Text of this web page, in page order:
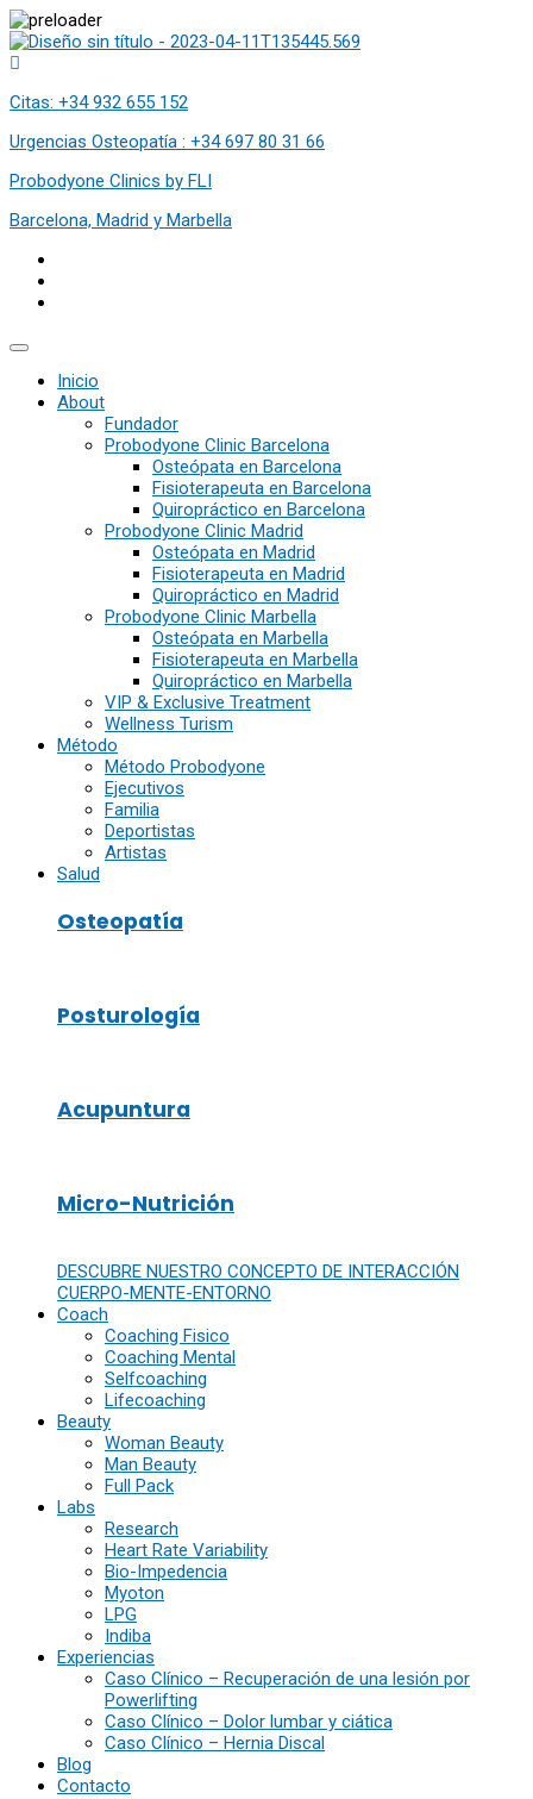
Citas: +34 932 655 152
Urgencias Osteopatía : +34 697 80 31 66
Probodyone Clinics by FLI
Barcelona, Madrid y Marbella
Inicio
About
Fundador
Probodyone Clinic Barcelona
Osteópata en Barcelona
Fisioterapeuta en Barcelona
Quiropráctico en Barcelona
Probodyone Clinic Madrid
Osteópata en Madrid
Fisioterapeuta en Madrid
Quiropráctico en Madrid
Probodyone Clinic Marbella
Osteópata en Marbella
Fisioterapeuta en Marbella
Quiropráctico en Marbella
VIP & Exclusive Treatment
Wellness Turism
Método
Método Probodyone
Ejecutivos
Familia
Deportistas
Artistas
Salud
Osteopatía
Posturología
Acupuntura
Micro-Nutrición
DESCUBRE NUESTRO CONCEPTO DE INTERACCIÓN
CUERPO-MENTE-ENTORNO
Coach
Coaching Fisico
Coaching Mental
Selfcoaching
Lifecoaching
Beauty
Woman Beauty
Man Beauty
Full Pack
Labs
Research
Heart Rate Variability
Bio-Impedencia
Myoton
LPG
Indiba
Experiencias
Caso Clínico – Recuperación de una lesión por
Powerlifting
Caso Clínico – Dolor lumbar y ciática
Caso Clínico – Hernia Discal
Blog
Contacto